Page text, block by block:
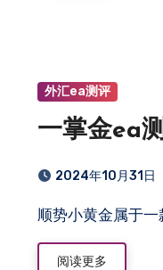
外汇ea测评
一掌金ea
2024年10月31日
顺势小黄金属于
阅读更多